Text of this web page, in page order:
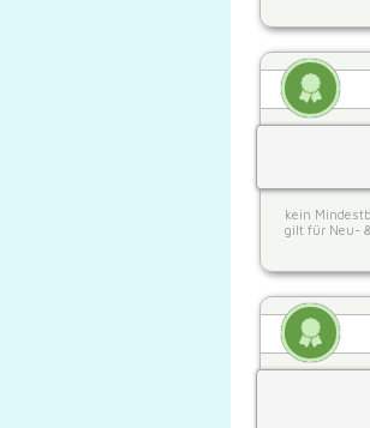
kein
gilt für Neu-